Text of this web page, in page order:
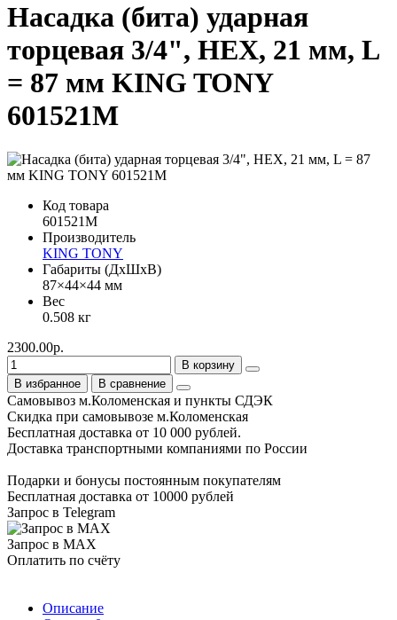
Насадка (бита) ударная
торцевая 3/4", HEX, 21 мм, L
= 87 мм KING TONY
601521M
Код товара
601521M
Производитель
KING TONY
Габариты (ДхШхВ)
87×44×44 мм
Вес
0.508 кг
2300.00р.
В корзину
В избранное
В сравнение
Самовывоз м.Коломенская и пункты СДЭК
Скидка при самовывозе м.Коломенская
Бесплатная доставка от 10 000 рублей.
Доставка транспортными компаниями по России
Подарки и бонусы постоянным покупателям
Бесплатная доставка от 10000 рублей
Запрос в Telegram
Запрос в MAX
Оплатить по счёту
Описание